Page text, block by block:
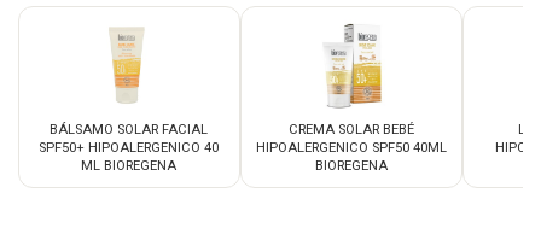
BÁLSAMO SOLAR FACIAL
SPF50+ HIPOALERGENICO 40
ML BIOREGENA
CREMA SOLAR BEBÉ
HIPOALERGENICO SPF50 40ML
BIOREGENA